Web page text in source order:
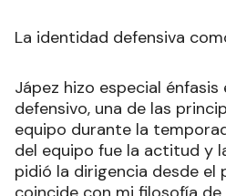
La identidad defensiva
Jápez hizo especial
defensivo, una de las
equipo durante la
del equipo fue la actitud y
pidió la dirigencia desde el